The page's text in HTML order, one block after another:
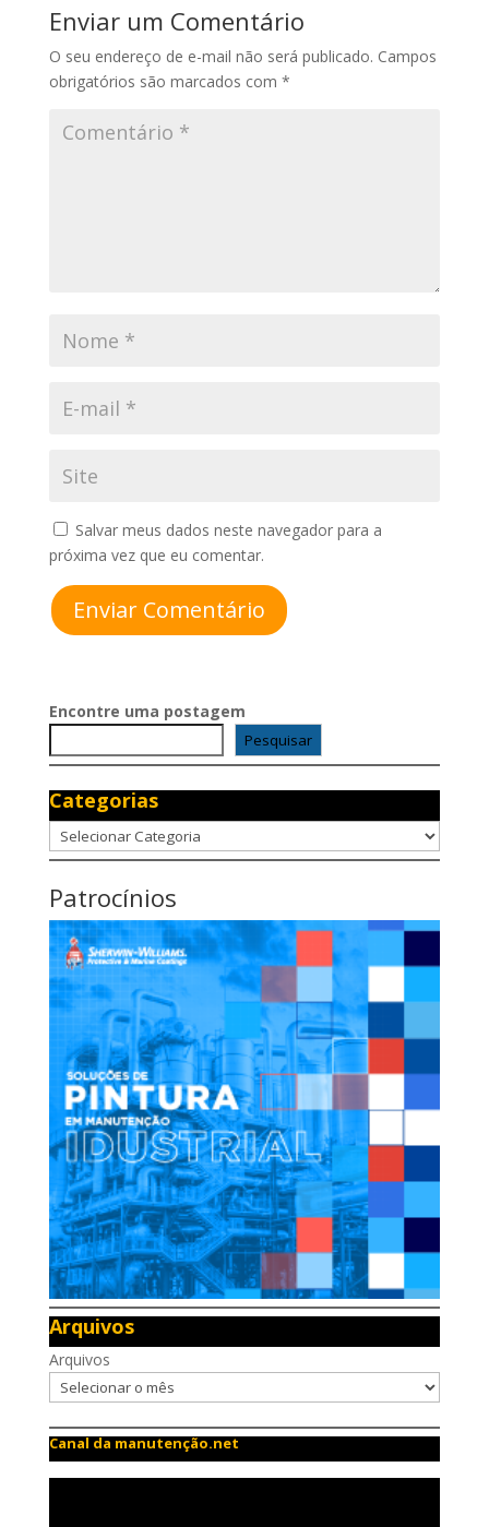
Enviar um Comentário
O seu endereço de e-mail não será publicado. Campos
obrigatórios são marcados com *
Salvar meus dados neste navegador para a
próxima vez que eu comentar.
Enviar Comentário
Encontre uma postagem
Pesquisar
Categorias
Categorias
Patrocínios
Arquivos
Arquivos
Canal da manutenção.net